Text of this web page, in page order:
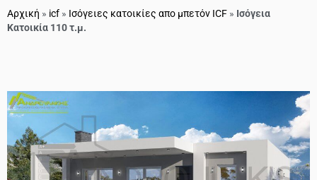
Αρχική » icf » Ισόγειες κατοικίες απο μπετόν ICF » Ισόγεια
Κατοικία 110 τ.μ.